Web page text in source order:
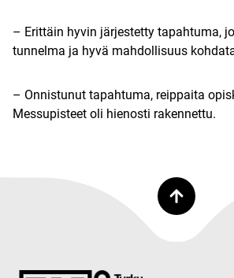
– Erittäin hyvin järjestetty tapahtuma,
tunnelma ja hyvä mahdollisuus
– Onnistunut tapahtuma, reippaita
Messupisteet oli hienosti rakennettu.